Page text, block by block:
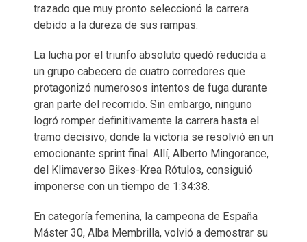
trazado que muy pronto seleccionó la carrera
debido a la dureza de sus rampas.
La lucha por el triunfo absoluto quedó reducida a
un grupo cabecero de cuatro corredores que
protagonizó numerosos intentos de fuga durante
gran parte del recorrido. Sin embargo, ninguno
logró romper definitivamente la carrera hasta el
tramo decisivo, donde la victoria se resolvió en un
emocionante sprint final. Allí, Alberto Mingorance,
del Klimaverso Bikes-Krea Rótulos, consiguió
imponerse con un tiempo de 1:34:38.
En categoría femenina, la campeona de España
Máster 30, Alba Membrilla, volvió a demostrar su